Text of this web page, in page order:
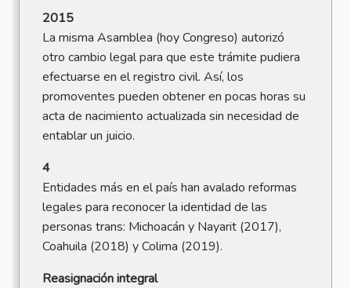
2015
La misma Asamblea (hoy Congreso) autorizó
otro cambio legal para que este trámite pudiera
efectuarse en el registro civil. Así, los
promoventes pueden obtener en pocas horas su
acta de nacimiento actualizada sin necesidad de
entablar un juicio.
4
Entidades más en el país han avalado reformas
legales para reconocer la identidad de las
personas trans: Michoacán y Nayarit (2017),
Coahuila (2018) y Colima (2019).
Reasignación integral